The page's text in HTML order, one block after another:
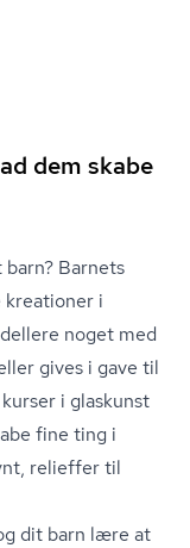
dem skabe
Barnets
kreationer i
noget med
gives i gave til
i glaskunst
fine ting i
relieffer til
dit barn lære at